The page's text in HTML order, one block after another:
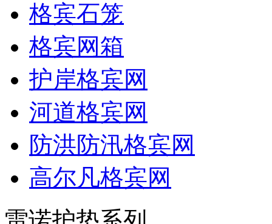
格宾石笼
格宾网箱
护岸格宾网
河道格宾网
防洪防汛格宾网
高尔凡格宾网